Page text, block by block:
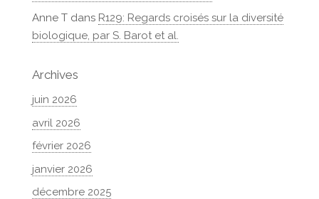
Anne Tdans R129: Regards croisés sur la diversité
biologique, par S. Barot et al.
Archives
juin 2026
avril 2026
février 2026
janvier 2026
décembre 2025